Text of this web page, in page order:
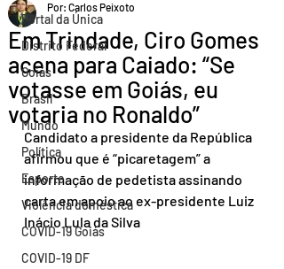
Portal da Única
Distrito Federal
Goiás
Brasil
Mundo
Política
Esporte
Violência doméstica
COVID-19 Goiás
COVID-19 DF
Em Trindade, Ciro Gomes
acena para Caiado: “Se
votasse em Goiás, eu
votaria no Ronaldo”
Por: Carlos Peixoto
Candidato a presidente da República
afirmou que é “picaretagem” a
informação de pedetista assinando
carta em apoio ao ex-presidente Luiz
Inácio Lula da Silva